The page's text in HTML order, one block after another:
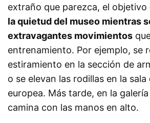
extraño que parezca, el objetivo
la quietud del museo mientras
extravagantes movimientos
entrenamiento. Por ejemplo, se
estiramiento en la sección de
o se elevan las rodillas en la
europea. Más tarde, en la
camina con las manos en alto.